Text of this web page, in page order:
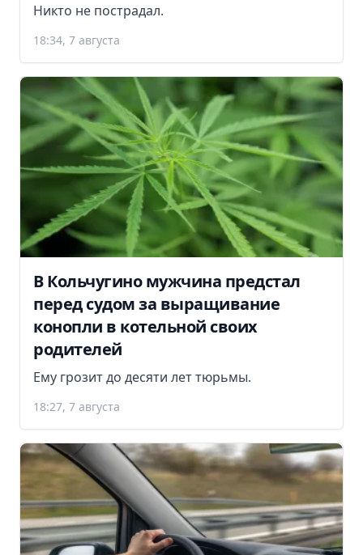
Никто не пострадал.
18:34, 7 августа
В Кольчугино мужчина предстал
перед судом за выращивание
конопли в котельной своих
родителей
Ему грозит до десяти лет тюрьмы.
18:27, 7 августа